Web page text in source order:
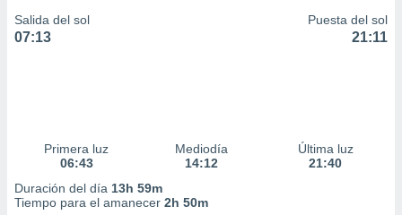
Salida del sol
07:13
Puesta del sol
21:11
Primera luz
06:43
Mediodía
14:12
Última luz
21:40
Duración del día 13h 59m
Tiempo para el amanecer 2h 50m